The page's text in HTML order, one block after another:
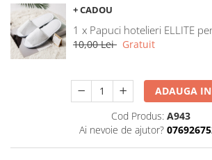
Normal - fara elastic
Culoarea
Alba
Mov
+ CADOU
1 x Papuci hotelieri ELLITE
10,00 Lei Gratuit
ADAUGA IN
Cod Produs: A943
Ai nevoie de ajutor?